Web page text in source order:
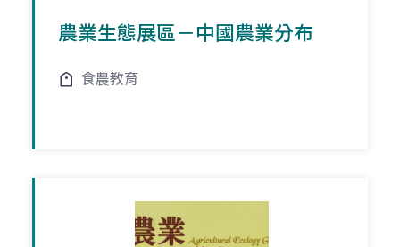
農業生態展區－中國農業分布
食農教育